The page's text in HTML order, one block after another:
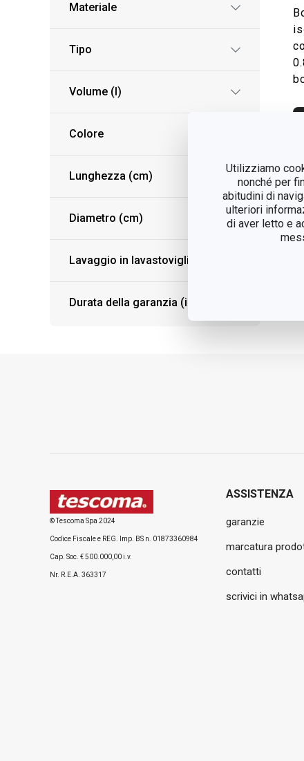
Utilizziamo
nonché per
abitudini di
ulteriori
di aver letto e
Materiale
Tipo
Volume (l)
Colore
Lunghezza (cm)
Diametro (cm)
Lavaggio in lavastoviglie
Durata della garanzia (in anni)
© Tescoma Spa 2024
Codice Fiscale e REG. Imp. BS n. 01873360984
Cap. Soc. € 500.000,00 i.v.
Nr. R.E.A. 363317
ASSISTENZA
garanzie
marcatura
contatti
scrivici in